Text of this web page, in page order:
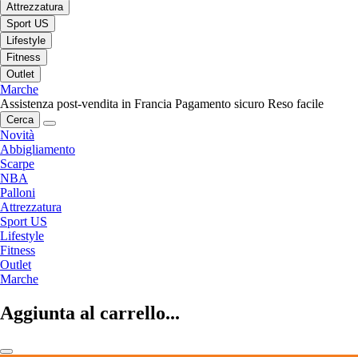
Attrezzatura
Sport US
Lifestyle
Fitness
Outlet
Marche
Assistenza post-vendita in Francia Pagamento sicuro Reso facile
Cerca
Novità
Abbigliamento
Scarpe
NBA
Palloni
Attrezzatura
Sport US
Lifestyle
Fitness
Outlet
Marche
Aggiunta al carrello...